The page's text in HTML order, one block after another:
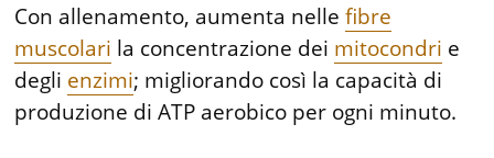
Con allenamento, aumenta nellefibre
muscolari la concentrazione dei mitocondri e
degli enzimi; migliorando così la capacità di
produzione di ATP aerobico per ogni minuto.